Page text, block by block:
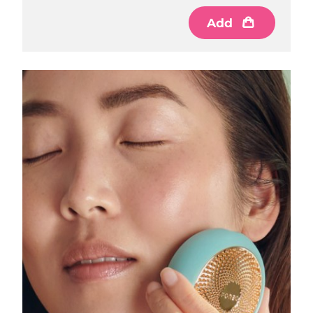
Add
Consegna stimata 8/13/26
Malta Consegna stimata8/11/26
Consegna stimata8/15/26
Monaco Consegna stimata8/12/26
Paesi Bassi Consegna stimata8/11/26
Nuova Zelanda Consegna stimata 8/11/26
Norvegia Consegna stimata8/11/26
Oman Consegna stimata8/14/26